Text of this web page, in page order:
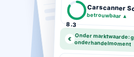
8.3
Carscanner
betrouwbaar ▲
€ Onder marktwaarde:
onderhandelmoment